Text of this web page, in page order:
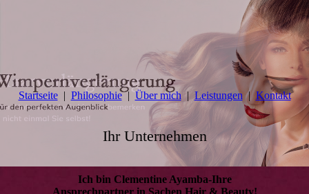
Startseite Philosophie Über mich Leistungen Kontakt
Ihr Unternehmen
Ich bin Clementine Ayamba-Ihre
Ansprechpartner in Sachen Hair & Beauty!